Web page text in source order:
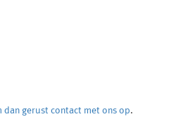
dan gerust contact met ons op.